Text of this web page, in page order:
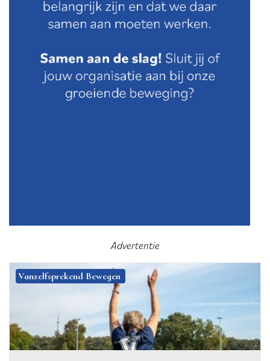
Advertentie
Vanzelfsprekend Bewegen